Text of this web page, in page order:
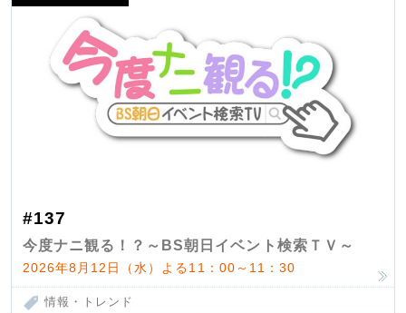
#137
今度ナニ観る！？～BS朝日イベント検索ＴＶ～
2026年8月12日（水）よる11：00～11：30
情報・トレンド